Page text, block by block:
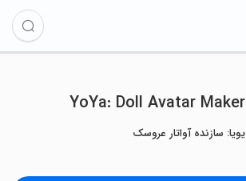
YoYa: Doll Avatar Maker
یویا: سازنده آواتار عروسک